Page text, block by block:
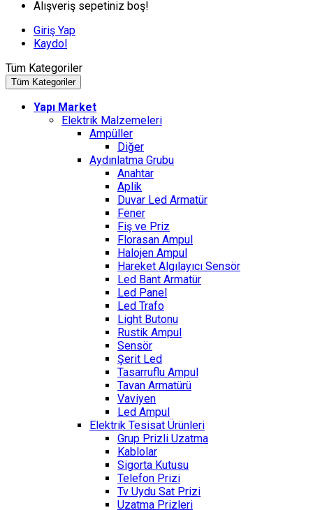
Alışveriş sepetiniz boş!
Giriş Yap
Kaydol
Tüm Kategoriler
Tüm Kategoriler
Yapı Market
Elektrik Malzemeleri
Ampüller
Diğer
Aydınlatma Grubu
Anahtar
Aplik
Duvar Led Armatür
Fener
Fiş ve Priz
Florasan Ampul
Halojen Ampul
Hareket Algılayıcı Sensör
Led Bant Armatür
Led Panel
Led Trafo
Light Butonu
Rustik Ampul
Sensör
Şerit Led
Tasarruflu Ampul
Tavan Armatürü
Vaviyen
Led Ampul
Elektrik Tesisat Ürünleri
Grup Prizli Uzatma
Kablolar
Sigorta Kutusu
Telefon Prizi
Tv Uydu Sat Prizi
Uzatma Prizleri